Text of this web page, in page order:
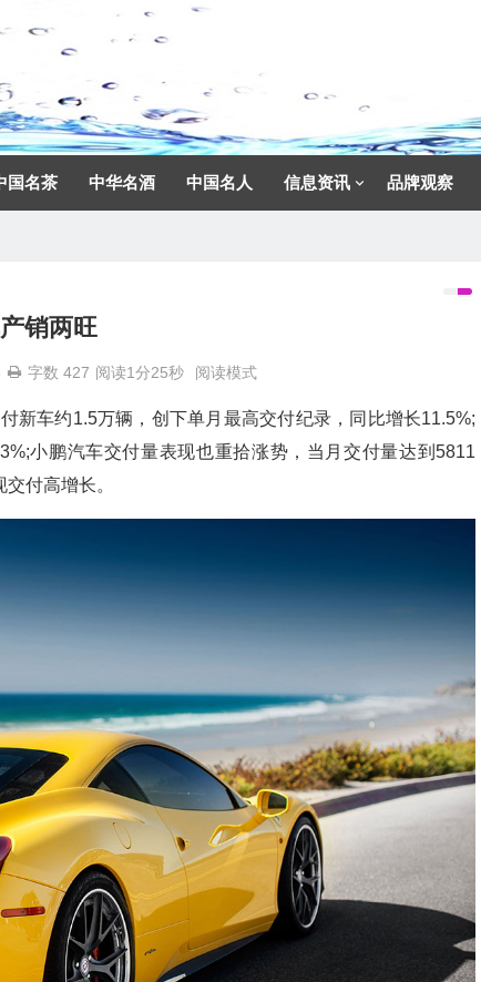
国名茶 中华名酒 中国名人 信息资讯 品牌观察
销两旺
字数 427 阅读1分25秒 阅读模式
新车约1.5万辆，创下单月最高交付纪录，同比增长11.5%;
小鹏汽车交付量表现也重拾涨势，当月交付量达到5811
付高增长。